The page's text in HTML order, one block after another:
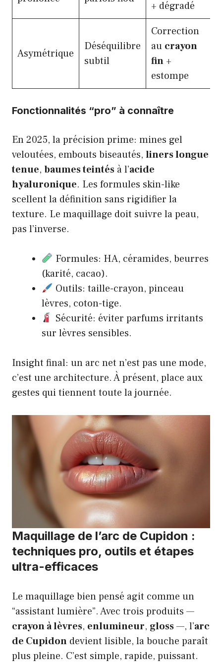
+ dégradé
Asymétrique
Déséquilibre
subtil
Correction
au crayon
fin +
estompe
Fonctionnalités “pro” à connaître
En 2025, la précision prime: mines gel
veloutées, embouts biseautés, liners longue
tenue, baumes teintés à l’acide
hyaluronique. Les formules skin-like
scellent la définition sans rigidifier la
texture. Le maquillage doit suivre la peau,
pas l’inverse.
Formules: HA, céramides, beurres
(karité, cacao).
Outils: taille-crayon, pinceau
lèvres, coton-tige.
Sécurité: éviter parfums irritants
sur lèvres sensibles.
Insight final: un arc net n’est pas une mode,
c’est une architecture. À présent, place aux
gestes qui tiennent toute la journée.
Maquillage de l’arc de Cupidon :
techniques pro, outils et étapes
ultra-efficaces
Le maquillage bien pensé agit comme un
“assistant lumière”. Avec trois produits —
crayon à lèvres, enlumineur, gloss—, l’arc
de Cupidon devient lisible, la bouche paraît
plus pleine. C’est simple, rapide, puissant.